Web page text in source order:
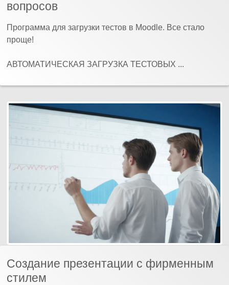
вопросов
Программа для загрузки тестов в Moodle. Все стало
проще!
АВТОМАТИЧЕСКАЯ ЗАГРУЗКА ТЕСТОВЫХ ...
Создание презентации с фирменным
стилем